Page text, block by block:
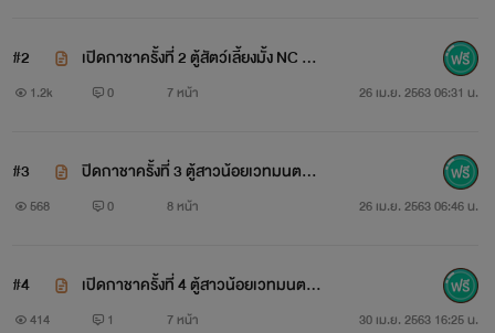
#2
เปิดกาชาครั้งที่ 2 ตู้สัตว์เลี้ยงมั้ง NC 18
1.2k 0 7 หน้า 26 เม.ย. 2563 06:31 น.
#3
ปิดกาชาครั้งที่ 3 ตู้สาวน้อยเวทมนตร์ S
hin Magika NC 18+
568 0 8 หน้า 26 เม.ย. 2563 06:46 น.
#4
เปิดกาชาครั้งที่ 4 ตู้สาวน้อยเวทมนตร์ห้
อง B NC 18+
414 1 7 หน้า 30 เม.ย. 2563 16:25 น.